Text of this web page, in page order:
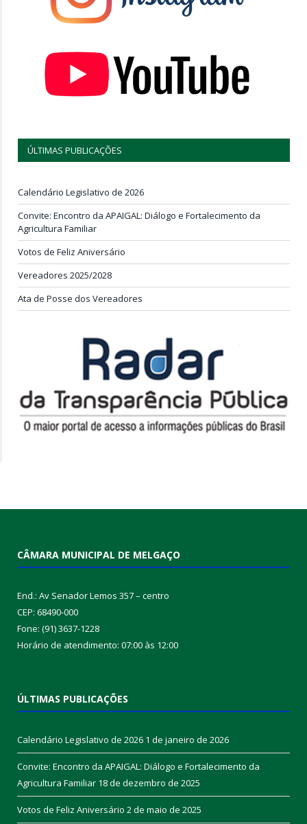
ÚLTIMAS PUBLICAÇÕES
Calendário Legislativo de 2026
Convite: Encontro da APAIGAL: Diálogo e Fortalecimento da
Agricultura Familiar
Votos de Feliz Aniversário
Vereadores 2025/2028
Ata de Posse dos Vereadores
CÂMARA MUNICIPAL DE MELGAÇO
End.: Av Senador Lemos 357 – centro
CEP: 68490-000
Fone: (91) 3637-1228
Horário de atendimento: 07:00 às 12:00
ÚLTIMAS PUBLICAÇÕES
Calendário Legislativo de 2026 1 de janeiro de 2026
Convite: Encontro da APAIGAL: Diálogo e Fortalecimento da
Agricultura Familiar 18 de dezembro de 2025
Votos de Feliz Aniversário 2 de maio de 2025